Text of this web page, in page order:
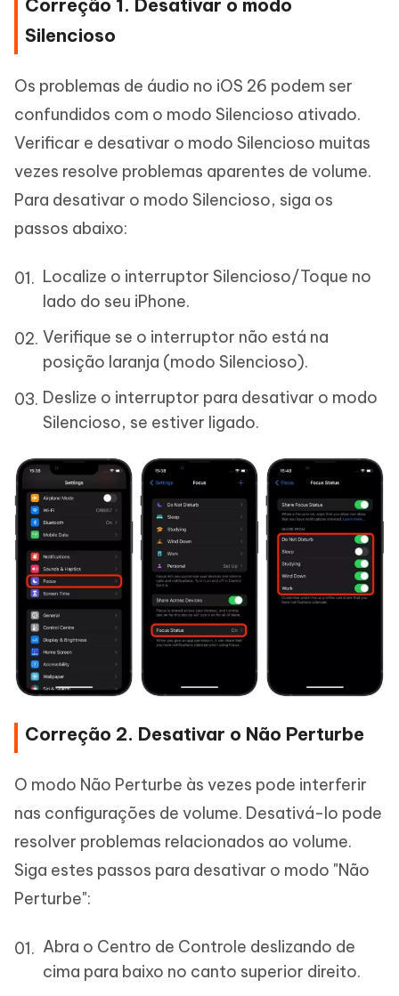
Correção 1. Desativar o modo
Silencioso
Os problemas de áudio no iOS 26 podem ser
confundidos com o modo Silencioso ativado.
Verificar e desativar o modo Silencioso muitas
vezes resolve problemas aparentes de volume.
Para desativar o modo Silencioso, siga os
passos abaixo:
Localize o interruptor Silencioso/Toque no
lado do seu iPhone.
Verifique se o interruptor não está na
posição laranja (modo Silencioso).
Deslize o interruptor para desativar o modo
Silencioso, se estiver ligado.
Correção 2. Desativar o Não Perturbe
O modo Não Perturbe às vezes pode interferir
nas configurações de volume. Desativá-lo pode
resolver problemas relacionados ao volume.
Siga estes passos para desativar o modo "Não
Perturbe":
Abra o Centro de Controle deslizando de
cima para baixo no canto superior direito.